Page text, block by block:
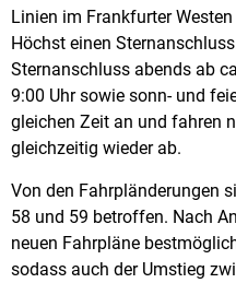
Linien im Frankfurter
Höchst einen
Sternanschluss abends ab
9:00 Uhr sowie sonn- und
gleichen Zeit an und fahren
gleichzeitig wieder ab.
Von den Fahrpländerungen
58 und 59 betroffen. Nach
neuen Fahrpläne
sodass auch der Umstieg